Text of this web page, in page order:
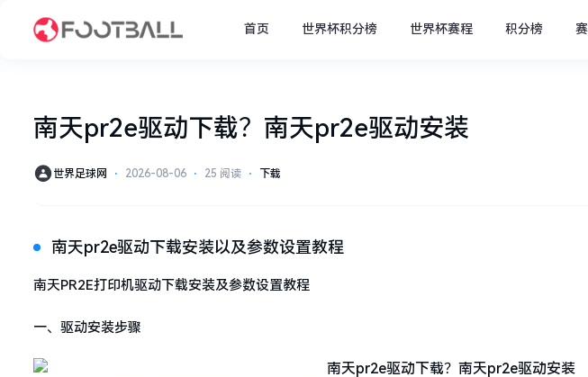
首页 世界杯积分榜 世界杯赛程 积分榜
南天pr2e驱动下载？南天pr2e驱动安装
世界足球网 ⋅ 2026-08-06 ⋅ 25 阅读 ⋅ 下载
南天pr2e驱动下载安装以及参数设置教程
南天PR2E打印机驱动下载安装及参数设置教程
一、驱动安装步骤